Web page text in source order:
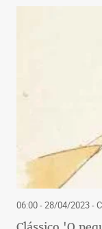
06:00 - 28/04/2023-